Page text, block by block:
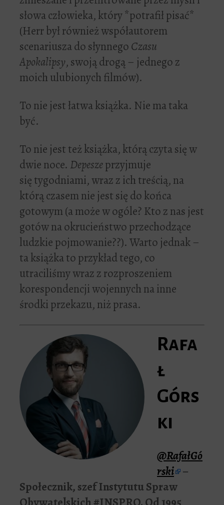
słowa człowieka, który *potrafił pisać*
(Herr był również współautorem
scenariusza do słynnegoCzasu
Apokalipsy, swoją drogą – jednego z
moich ulubionych filmów).
To nie jest łatwa książka. Nie ma taka
być.
To nie jest też książka, którą czyta się w
dwie noce. Depeszeprzyjmuje
się tygodniami, wraz z ich treścią, na
którą czasem nie jest się do końca
gotowym (a może w ogóle? Kto z nas jest
gotów na okrucieństwo przechodzące
ludzkie pojmowanie??). Warto jednak –
ta książka to przykład tego, co
utraciliśmy wraz z rozproszeniem
korespondencji wojennych na inne
środki przekazu, niż prasa.
Rafa
ł
Górs
ki
@RafałGó
rski –
Społecznik, szef Instytutu Spraw